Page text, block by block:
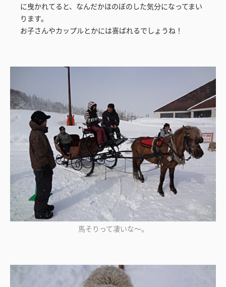
に曳かれてると、なんだかほのぼのした気分になってまい
ります。
お子さんやカップルとかには喜ばれるでしょうね！
馬そりって凄いな～。